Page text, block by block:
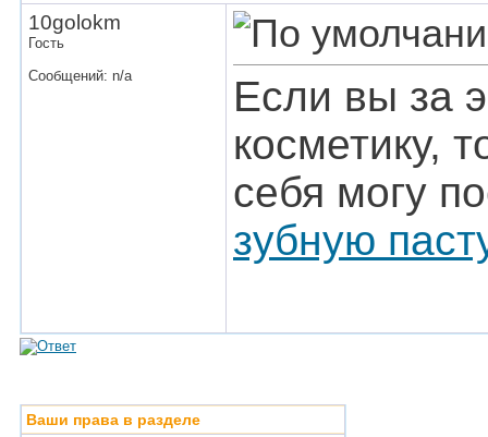
10golokm
Гость
Сообщений: n/a
Если вы за
косметику,
себя могу
зубную
Ваши права в разделе